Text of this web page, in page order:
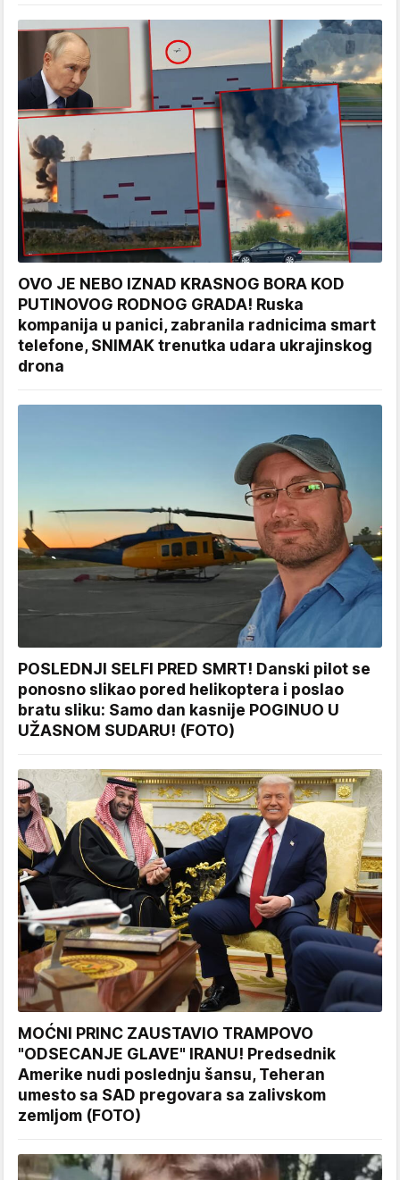
OVO JE NEBO IZNAD KRASNOG BORA KOD
PUTINOVOG RODNOG GRADA! Ruska
kompanija u panici, zabranila radnicima smart
telefone, SNIMAK trenutka udara ukrajinskog
drona
POSLEDNJI SELFI PRED SMRT! Danski pilot se
ponosno slikao pored helikoptera i poslao
bratu sliku: Samo dan kasnije POGINUO U
UŽASNOM SUDARU! (FOTO)
MOĆNI PRINC ZAUSTAVIO TRAMPOVO
"ODSECANJE GLAVE" IRANU! Predsednik
Amerike nudi poslednju šansu, Teheran
umesto sa SAD pregovara sa zalivskom
zemljom (FOTO)